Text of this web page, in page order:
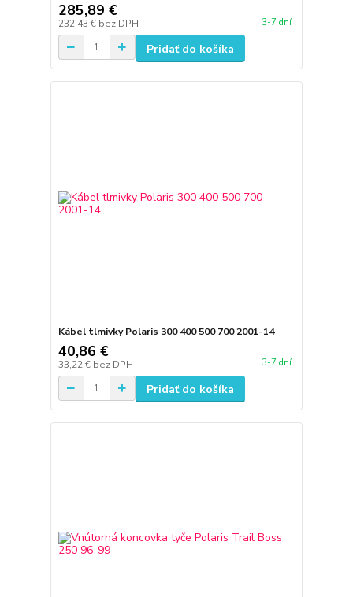
285,89 €
232,43 € bez DPH 3-7 dní
Pridať do košíka
Kábel tlmivky Polaris 300 400 500 700 2001-14
40,86 €
33,22 € bez DPH 3-7 dní
Pridať do košíka